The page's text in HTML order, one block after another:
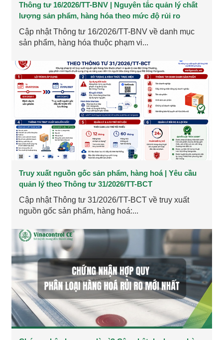
Thông tư 16/2026/TT-BNV | Nguyên tắc quản lý chất
lượng sản phẩm, hàng hóa theo mức độ rủi ro
Cập nhật Thông tư 16/2026/TT-BNV về danh mục
sản phẩm, hàng hóa thuộc phạm vi...
Truy xuất nguồn gốc sản phẩm, hàng hoá | Yêu cầu
quản lý theo Thông tư 31/2026/TT-BCT
Cập nhật Thông tư 31/2026/TT-BCT về truy xuất
nguồn gốc sản phẩm, hàng hoá:...